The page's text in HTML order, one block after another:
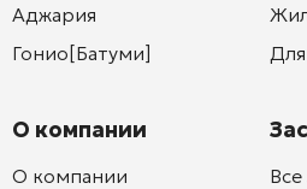
Аджария
Гонио[Батуми]
О компании
О компании